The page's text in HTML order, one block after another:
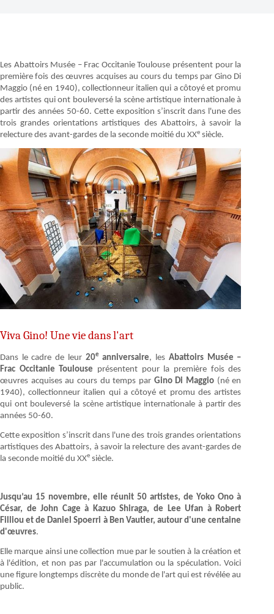
Les Abattoirs Musée – Frac Occitanie Toulouse présentent pour la
première fois des œuvres acquises au cours du temps par Gino Di
Maggio (né en 1940), collectionneur italien qui a côtoyé et promu
des artistes qui ont bouleversé la scène artistique internationale à
partir des années 50-60. Cette exposition s’inscrit dans l'une des
trois grandes orientations artistiques des Abattoirs, à savoir la
relecture des avant-gardes de la seconde moitié du XXe siècle.
Viva Gino! Une vie dans l'art
Dans le cadre de leur 20e anniversaire, les Abattoirs Musée –
Frac Occitanie Toulouse présentent pour la première fois des
œuvres acquises au cours du temps par Gino Di Maggio(né en
1940), collectionneur italien qui a côtoyé et promu des artistes
qui ont bouleversé la scène artistique internationale à partir des
années 50-60.
Cette exposition s’inscrit dans l'une des trois grandes orientations
artistiques des Abattoirs, à savoir la relecture des avant-gardes de
la seconde moitié du XXe siècle.
Jusqu’au 15 novembre, elle réunit 50 artistes, de Yoko Ono à
César, de John Cage à Kazuo Shiraga, de Lee Ufan à Robert
Filliou et de Daniel Spoerri à Ben Vautier, autour d'une centaine
d'œuvres.
Elle marque ainsi une collection mue par le soutien à la création et
à l'édition, et non pas par l'accumulation ou la spéculation. Voici
une figure longtemps discrète du monde de l'art qui est révélée au
public.